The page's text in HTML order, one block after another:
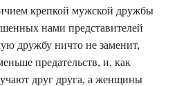
крепкой мужской дружбы
нами представителей
дружбу ничто не заменит,
предательств, и, как
друг друга, а женщины